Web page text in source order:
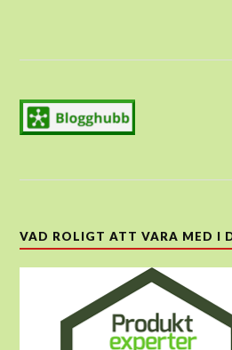
VAD ROLIGT ATT VARA MED I